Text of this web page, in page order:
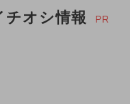
チオシ情報 PR